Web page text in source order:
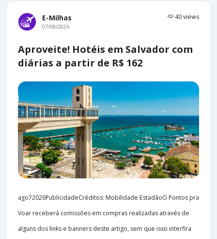
E-Milhas 40 views
07/08/2026
Aproveite! Hotéis em Salvador com
diárias a partir de R$ 162
ago72026PublicidadeCréditos: Mobilidade EstadãoO Pontos pra
Voar receberá comissões em compras realizadas através de
alguns dos links e banners deste artigo, sem que isso interfira